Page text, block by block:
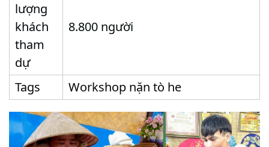
lượng
khách
tham
dự
8.800 người
Tags Workshop nặn tò he